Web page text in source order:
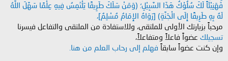
فَهَنِيْئَاً لَكَ سُلُوْكُ هَذَا السَّبِيْلِ؛ (وَمَنْ سَلَكَ طَرِيقًا يَلْتَمِسُ فِيهِ عِلْمًا سَهَّلَ اللَّهُ
لَهُ بِهِ طَرِيقًا إِلَى الْجَنَّةِ) [رَوَاهُ الإِمَامُ مُسْلِمٌ]،
مرحباً بزيارتك الأولى للملتقى، وللاستفادة من الملتقى والتفاعل فيسرنا
تسجيلك عضواً فاعلاً ومتفاعلاً،
وإن كنت عضواً سابقاً فهلم إلى رحاب العلم من هنا.